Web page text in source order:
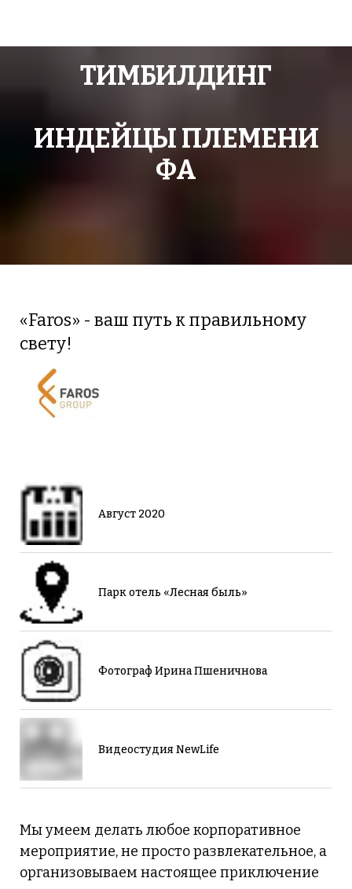
ТИМБИЛДИНГ
ИНДЕЙЦЫ ПЛЕМЕНИ
ФА
«Faros» - ваш путь к правильному
свету!
Август 2020
Парк отель «Лесная быль»
Фотограф Ирина Пшеничнова
Видеостудия NewLife
Мы умеем делать любое корпоративное
мероприятие, не просто развлекательное, а
организовываем настоящее приключение